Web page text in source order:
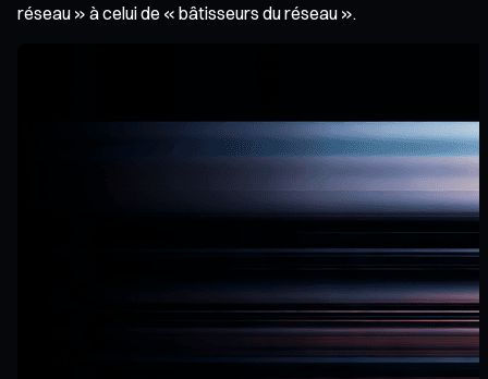
réseau » à celui de « bâtisseurs du réseau ».